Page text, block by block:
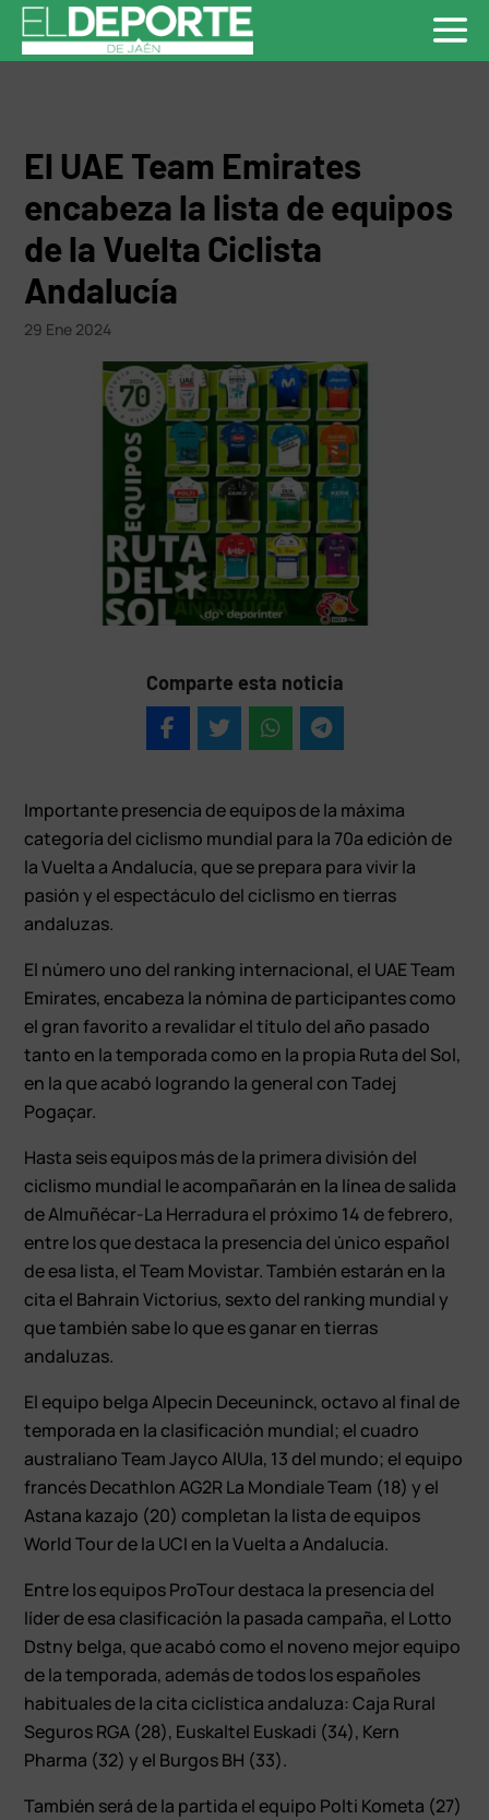
El UAE Team Emirates
encabeza la lista de equipos
de la Vuelta Ciclista
Andalucía
29 Ene 2024
Comparte esta noticia
Importante presencia de equipos de la máxima
categoría del ciclismo mundial para la 70ª edición de
la Vuelta a Andalucía, que se prepara para vivir la
pasión y el espectáculo del ciclismo en tierras
andaluzas.
El número uno del ranking internacional, el UAE Team
Emirates, encabeza la nómina de participantes como
el gran favorito a revalidar el título del año pasado
tanto en la temporada como en la propia Ruta del Sol,
en la que acabó logrando la general con Tadej
Pogaçar.
Hasta seis equipos más de la primera división del
ciclismo mundial le acompañarán en la línea de salida
de Almuñécar-La Herradura el próximo 14 de febrero,
entre los que destaca la presencia del único español
de esa lista, el Team Movistar. También estarán en la
cita el Bahrain Victorius, sexto del ranking mundial y
que también sabe lo que es ganar en tierras
andaluzas.
El equipo belga Alpecin Deceuninck, octavo al final de
temporada en la clasificación mundial; el cuadro
australiano Team Jayco AlUla, 13 del mundo; el equipo
francés Decathlon AG2R La Mondiale Team (18) y el
Astana kazajo (20) completan la lista de equipos
World Tour de la UCI en la Vuelta a Andalucía.
Entre los equipos ProTour destaca la presencia del
líder de esa clasificación la pasada campaña, el Lotto
Dstny belga, que acabó como el noveno mejor equipo
de la temporada, además de todos los españoles
habituales de la cita ciclística andaluza: Caja Rural
Seguros RGA (28), Euskaltel Euskadi (34), Kern
Pharma (32) y el Burgos BH (33).
También será de la partida el equipo Polti Kometa (27)